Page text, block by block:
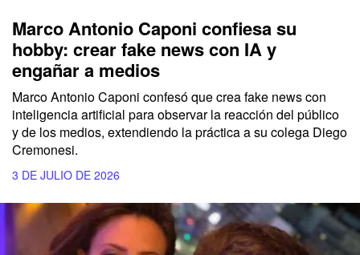
Marco Antonio Caponi confiesa su
hobby: crear fake news con IA y
engañar a medios
Marco Antonio Caponi confesó que crea fake news con
inteligencia artificial para observar la reacción del público
y de los medios, extendiendo la práctica a su colega Diego
Cremonesi.
3 DE JULIO DE 2026